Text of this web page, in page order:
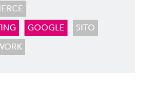
GOOGLE
SITO
della Tua
Back-Office e